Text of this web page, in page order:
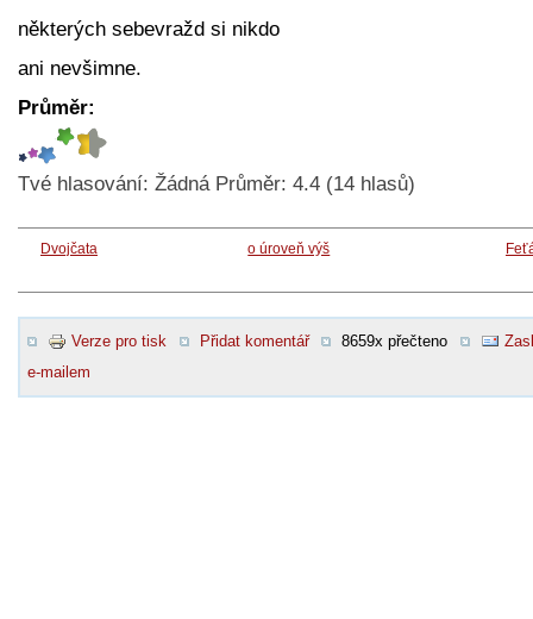
některých sebevražd si nikdo
ani nevšimne.
Průměr:
Tvé hlasování: Žádná Průměr: 4.4 (14 hlasů)
Dvojčata o úroveň výš
Verze pro tisk Přidat komentář 8659x přečteno
e-mailem